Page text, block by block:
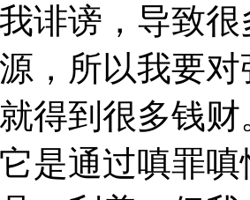
诽谤，导致
，所以我要
得到很多钱
是通过嗔罪